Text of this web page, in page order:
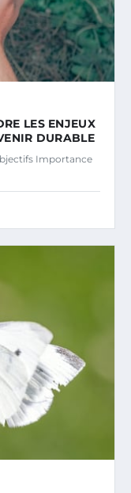
LES ENJEUX
DURABLE
Importance